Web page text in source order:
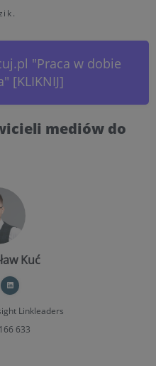
"Praca w dobie
[KLIKNIJ]
mediów do
Kuć
Linkleaders
633